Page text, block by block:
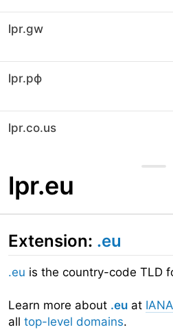
lpr.gw
lpr.рф
lpr.co.us
lpr.eu
Extension: .eu
.eu is the country-code TLD
Learn more about .eu at IANA
all top-level domains.